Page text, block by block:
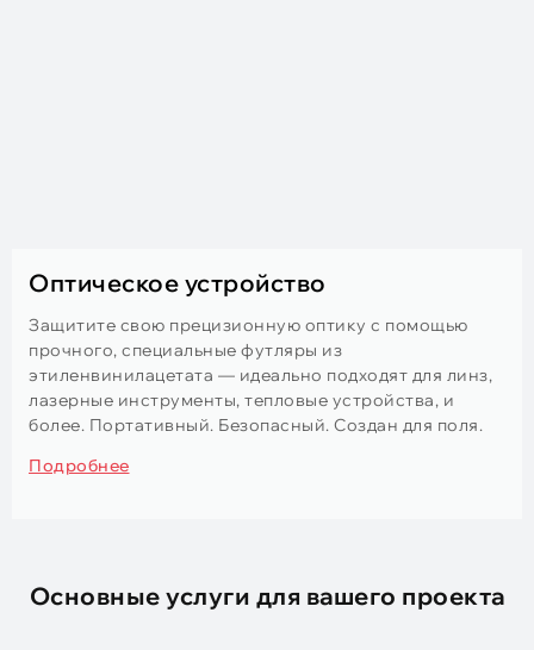
Оптическое устройство
Защитите свою прецизионную оптику с помощью
прочного, специальные футляры из
этиленвинилацетата — идеально подходят для линз,
лазерные инструменты, тепловые устройства, и
более. Портативный. Безопасный. Создан для поля.
Подробнее
Основные услуги для вашего проекта